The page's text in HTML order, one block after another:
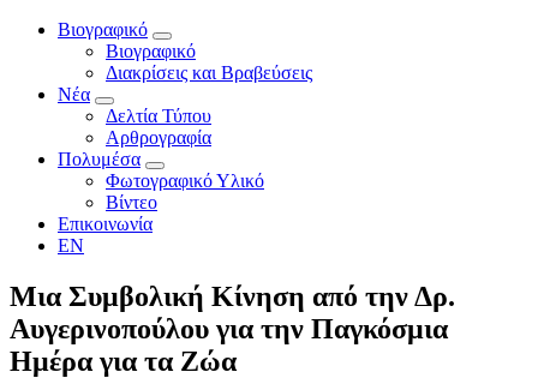
Βιογραφικό
Βιογραφικό
Διακρίσεις και Βραβεύσεις
Νέα
Δελτία Τύπου
Αρθρογραφία
Πολυμέσα
Φωτογραφικό Υλικό
Βίντεο
Επικοινωνία
EN
Μια Συμβολική Κίνηση από την Δρ.
Αυγερινοπούλου για την Παγκόσμια
Ημέρα για τα Ζώα